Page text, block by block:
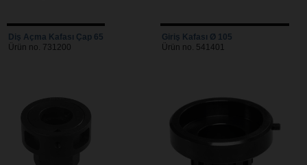
Diş Açma Kafası Çap 65
Ürün no. 731200
Giriş Kafası Ø 105
Ürün no. 541401